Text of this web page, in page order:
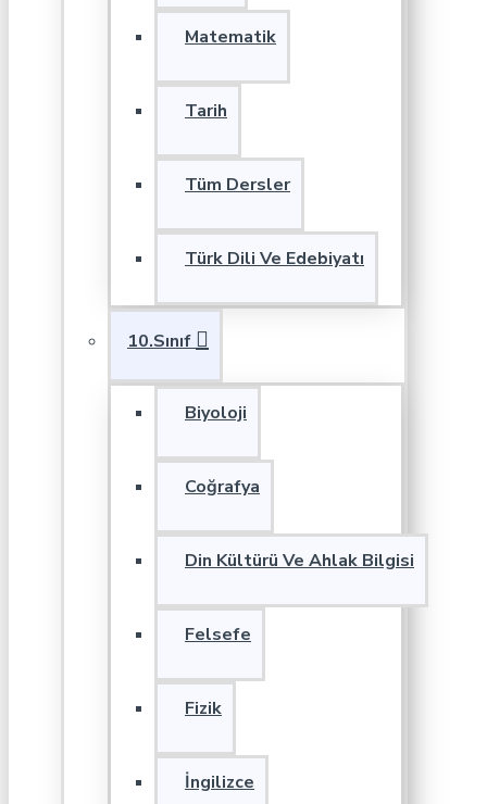
Matematik
Tarih
Tüm Dersler
Türk Dili Ve Edebiyatı
10.Sınıf
Biyoloji
Coğrafya
Din Kültürü Ve Ahlak Bilgisi
Felsefe
Fizik
İngilizce